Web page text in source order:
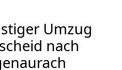
Umzug
nach